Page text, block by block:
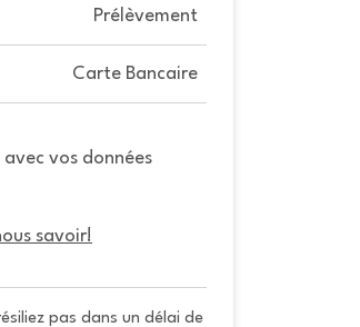
Prélèvement
Carte Bancaire
vos données
savoir!
pas dans un délai de